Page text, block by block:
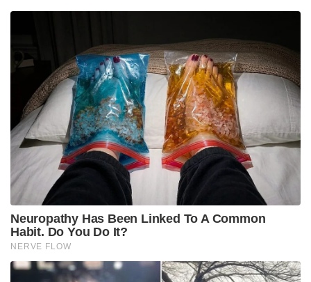
Neuropathy Has Been Linked To A Common
Habit. Do You Do It?
NERVE FLOW